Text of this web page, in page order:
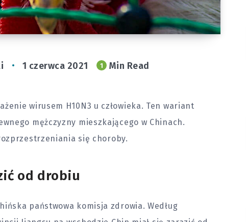
1 czerwca 2021 1 Min Read
wirusem H10N3 u człowieka. Ten wariant
mężczyzny mieszkającego w Chinach.
się choroby.
od drobiu
państwowa komisja zdrowia. Według